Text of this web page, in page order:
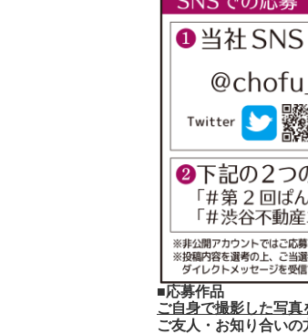
■応募作品
ご自身で撮影した写真
ご友人・お知り合い